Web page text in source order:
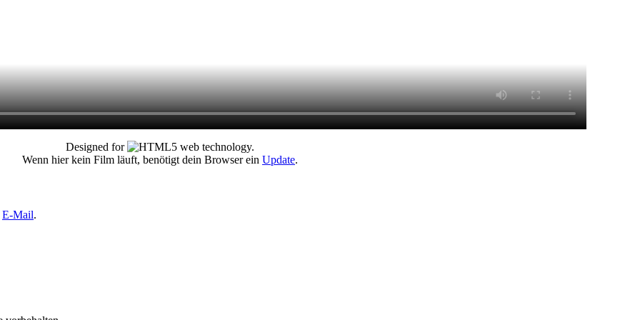
Designed for
web technology.
Wenn hier kein Film läuft, benötigt dein Browser ein Update.
E-Mail.